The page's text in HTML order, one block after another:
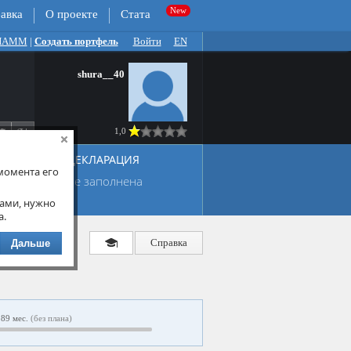
О проекте Стата
| Создать портфель Войти EN
shura__40
1,0
ДЕКЛАРАЦИЯ
не заполнена
Справка
89 мес. (без плана)
его
нужно
Дальше